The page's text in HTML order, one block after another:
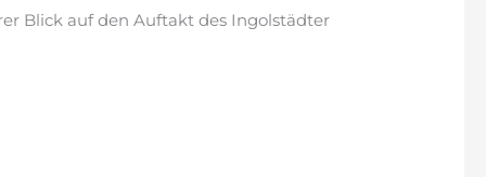
Blick auf den Auftakt des Ingolstädter